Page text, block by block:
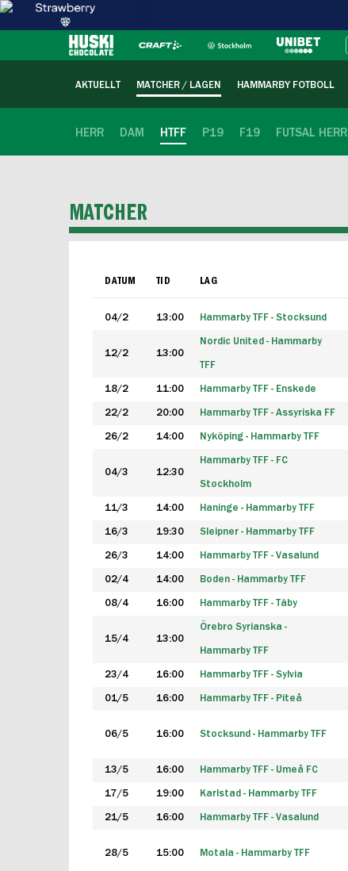
AKTUELLT MATCHER / LAGEN HAMMARBY FOTBOLL
HERR DAM HTFF P19 F19 FUTSAL HERR
MATCHER
DATUM TID LAG
04/2 13:00 Hammarby TFF - Stocksund
12/2 13:00
Nordic United - Hammarby
TFF
18/2 11:00 Hammarby TFF - Enskede
22/2 20:00 Hammarby TFF - Assyriska FF
26/2 14:00 Nyköping - Hammarby TFF
04/3 12:30
Hammarby TFF - FC
Stockholm
11/3 14:00 Haninge - Hammarby TFF
16/3 19:30 Sleipner - Hammarby TFF
26/3 14:00 Hammarby TFF - Vasalund
02/4 14:00 Boden - Hammarby TFF
08/4 16:00 Hammarby TFF - Täby
15/4 13:00
Örebro Syrianska -
Hammarby TFF
23/4 16:00 Hammarby TFF - Sylvia
01/5 16:00 Hammarby TFF - Piteå
06/5 16:00 Stocksund - Hammarby TFF
13/5 16:00 Hammarby TFF - Umeå FC
17/5 19:00 Karlstad - Hammarby TFF
21/5 16:00 Hammarby TFF - Vasalund
28/5 15:00 Motala - Hammarby TFF